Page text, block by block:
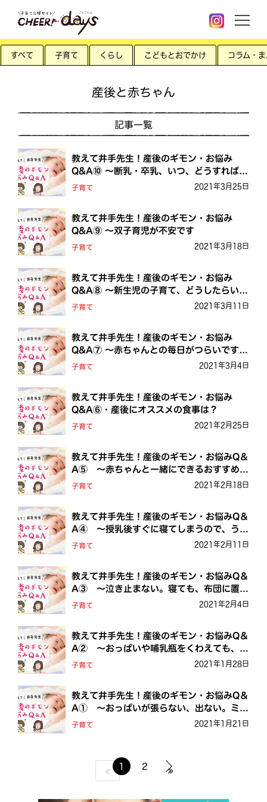
すべて 子育て くらし こどもとおでかけ コラム・
産後と赤ちゃん
記事一覧
教えて井手先生！産後のギモン・お悩み
Q&A⑩ ～断乳・卒乳、いつ、どうすればい
いの？
子育て 2021年3月25日
教えて井手先生！産後のギモン・お悩み
Q&A⑨ ～双子育児が不安です
子育て 2021年3月18日
教えて井手先生！産後のギモン・お悩み
Q&A⑧ ～新生児の子育て、どうしたらいい
かわかりません
子育て 2021年3月11日
教えて井手先生！産後のギモン・お悩み
Q&A⑦ ～赤ちゃんとの毎日がつらいです。
母親失格でしょうか
子育て 2021年3月4日
教えて井手先生！産後のギモン・お悩み
Q&A⑥・産後にオススメの食事は？
子育て 2021年2月25日
教えて井手先生！産後のギモン・お悩みQ＆
A⑤ ～赤ちゃんと一緒にできるおすすめの
遊びを教えてください。
子育て 2021年2月18日
教えて井手先生！産後のギモン・お悩みQ＆
A④ ～授乳後すぐに寝てしまうので、うま
くゲップをさせられません。
子育て 2021年2月11日
教えて井手先生！産後のギモン・お悩みQ＆
A③ ～泣き止まない。寝ても、布団に置く
と泣く。一体、どうしたらいいの？
子育て 2021年2月4日
教えて井手先生！産後のギモン・お悩みQ＆
A② ～おっぱいや哺乳瓶をくわえても、す
ぐに寝てしまいます
子育て 2021年1月28日
教えて井手先生！産後のギモン・お悩みQ＆
A① ～おっぱいが張らない、出ない。ミル
クに切り替えてもいいの？
子育て 2021年1月21日
1 2